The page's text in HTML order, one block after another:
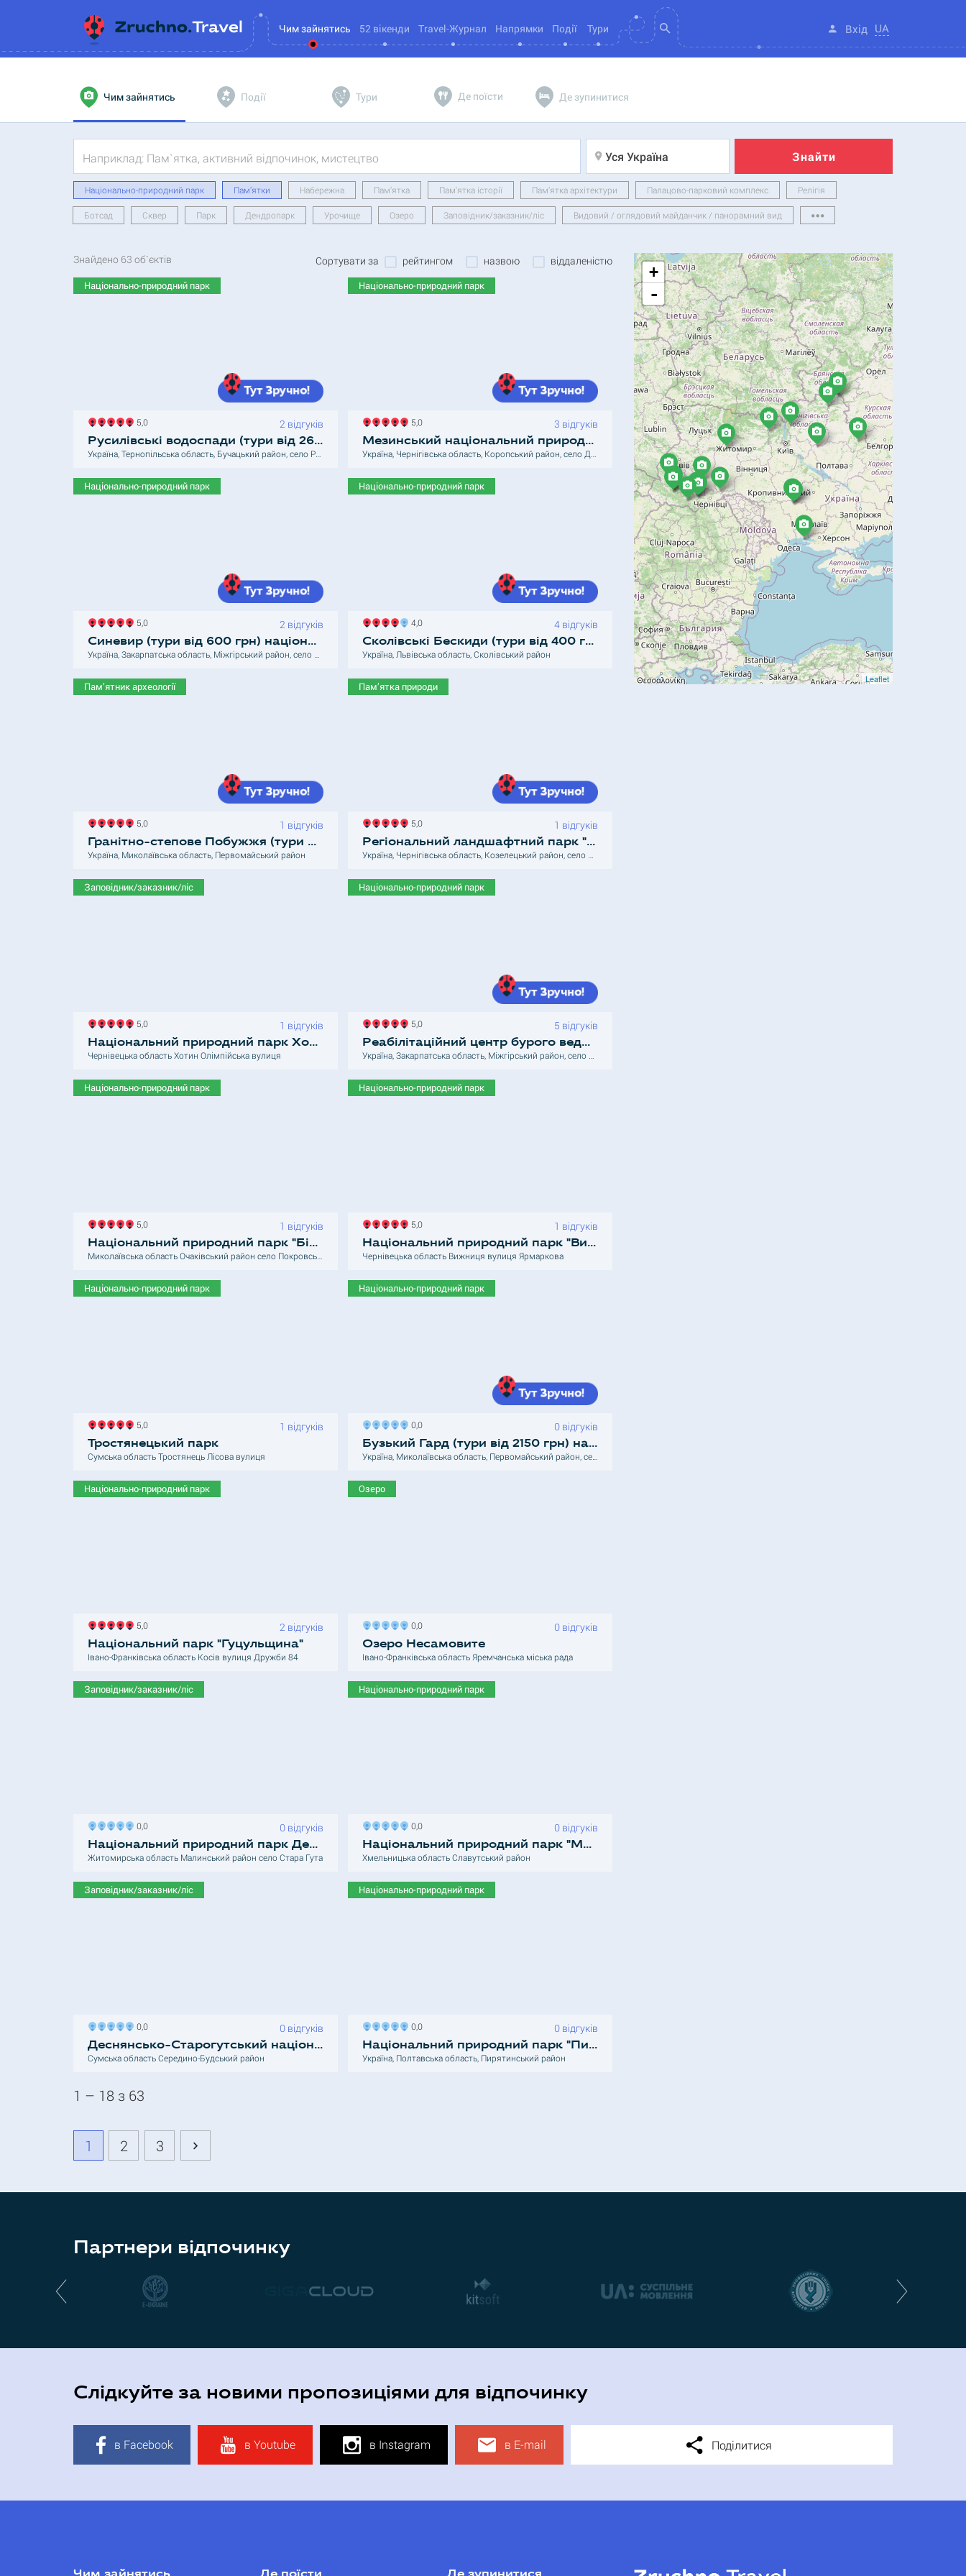
Чим зайнятись 52 вікенди Travel-Журнал Напрямки Події Тури Вхід UA
Чим зайнятись Події Тури Де поїсти Де зупинитися
Знайти
Уся Україна
Національно-природний парк Пам’ятки Набережна Пам’ятка Пам'ятка історії Пам’ятка архітектури Палацово-парковий комплекс Релігія
Ботсад Cквер Парк Дендропарк Урочище Озеро Заповідник/заказник/ліс Видовий / оглядовий майданчик / панорамний вид
Знайдено 63 об`єктів Сортувати за рейтингом назвою віддаленістю
Національно-природний парк
5,0 2 відгуків
Русилівські водоспади (тури від 2650 грн)
Національно-природний парк
5,0 3 відгуків
Мезинський національний природний парк
Національно-природний парк
5,0 2 відгуків
Синевир (тури від 600 грн) національний природний парк
Національно-природний парк
4,0 4 відгуків
Сколівські Бескиди (тури від 400 грн) Національний природний парк
Україна, Львівська область, Сколівський район
Пам’ятник археології
5,0 1 відгуків
Гранітно-степове Побужжя (тури від 2150 грн) регіонально-ландшафтний парк
Україна, Миколаївська область, Первомайський район
Пам’ятка природи
5,0 1 відгуків
Регіональний ландшафтний парк "Міжрічинський"
Заповідник/заказник/ліс
5,0 1 відгуків
Національний природний парк Хотинський
Чернівецька область Хотин Олімпійська вулиця
Національно-природний парк
5,0 5 відгуків
Реабілітаційний центр бурого ведмедя (тури від 600 грн)
Національно-природний парк
5,0 1 відгуків
Національний природний парк "Білобережжя Святослава"
Національно-природний парк
5,0 1 відгуків
Національний природний парк "Вижницький"
Чернівецька область Вижниця вулиця Ярмаркова
Національно-природний парк
5,0 1 відгуків
Тростянецький парк
Сумська область Тростянець Лісова вулиця
Національно-природний парк
0,0 0 відгуків
Бузький Гард (тури від 2150 грн) національний природний парк
Національно-природний парк
5,0 2 відгуків
Національний парк "Гуцульщина"
Івано-Франківська область Косів вулиця Дружби 84
Озеро
0,0 0 відгуків
Озеро Несамовите
Івано-Франківська область Яремчанська міська рада
Заповідник/заказник/ліс
0,0 0 відгуків
Національний природний парк Деснянський-Старогутський
Житомирська область Малинський район село Стара Гута
Національно-природний парк
0,0 0 відгуків
Національний природний парк "Мале Полісся"
Хмельницька область Славутський район
Заповідник/заказник/ліс
0,0 0 відгуків
Деснянсько-Старогутський національний природний парк
Сумська область Середино-Будський район
Національно-природний парк
0,0 0 відгуків
Національний природний парк "Пирятинський"
Україна, Полтавська область, Пирятинський район
1 – 18 з 63
1 2 3
+
-
Leaflet
Партнери відпочинку
Слідкуйте за новими пропозиціями для відпочинку
в Facebook в Youtube в Instagram в E-mail Поділитися